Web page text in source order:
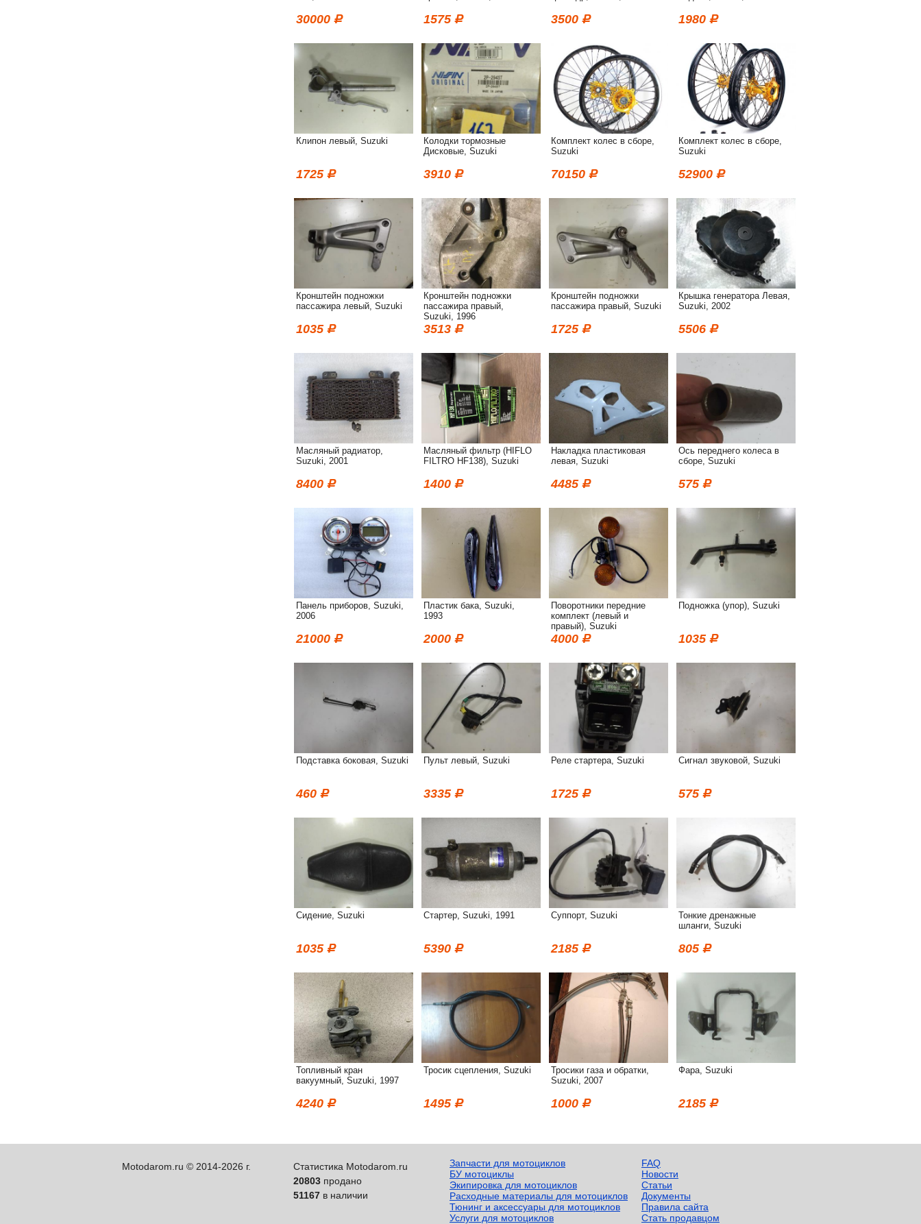
30000 1575 3500 1980
Клипон левый, Suzuki
1725
Колодки тормозные
Дисковые, Suzuki
3910
Комплект колес в сборе,
Suzuki
70150
Комплект колес в сборе,
Suzuki
52900
Кронштейн подножки
пассажира левый, Suzuki
1035
Кронштейн подножки
пассажира правый,
Suzuki, 1996
3513
Кронштейн подножки
пассажира правый, Suzuki
1725
Крышка генератора Левая,
Suzuki, 2002
5506
Масляный радиатор,
Suzuki, 2001
8400
Масляный фильтр (HIFLO
FILTRO HF138), Suzuki
1400
Накладка пластиковая
левая, Suzuki
4485
Ось переднего колеса в
сборе, Suzuki
575
Панель приборов, Suzuki,
2006
21000
Пластик бака, Suzuki,
1993
2000
Поворотники передние
комплект (левый и
правый), Suzuki
4000
Подножка (упор), Suzuki
1035
Подставка боковая, Suzuki
460
Пульт левый, Suzuki
3335
Реле стартера, Suzuki
1725
Сигнал звуковой, Suzuki
575
Сидение, Suzuki
1035
Стартер, Suzuki, 1991
5390
Суппорт, Suzuki
2185
Тонкие дренажные
шланги, Suzuki
805
Топливный кран
вакуумный, Suzuki, 1997
4240
Тросик сцепления, Suzuki
1495
Тросики газа и обратки,
Suzuki, 2007
1000
Фара, Suzuki
2185
Motodarom.ru © 2014-2026 г.
Статистика Motodarom.ru
20803 продано
51167 в наличии
Запчасти для мотоциклов
БУ мотоциклы
Экипировка для мотоциклов
Расходные материалы для мотоциклов
Тюнинг и аксессуары для мотоциклов
Услуги для мотоциклов
FAQ
Новости
Статьи
Документы
Правила сайта
Стать продавцом